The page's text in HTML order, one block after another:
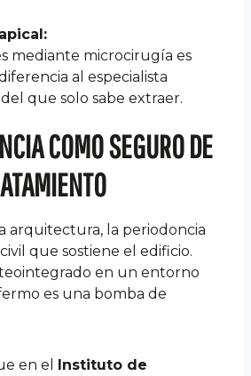
mediante microcirugía es
al especialista
que solo sabe extraer.
COMO SEGURO DE
arquitectura, la periodoncia
que sostiene el edificio.
en un entorno
es una bomba de
en el Instituto de